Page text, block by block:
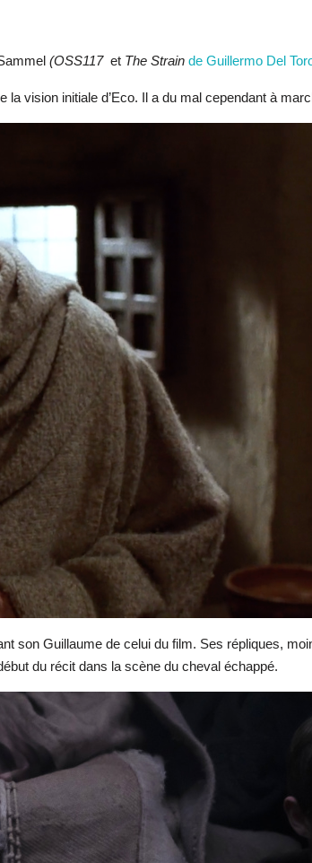
(OSS117 et The Strain de Guillermo Del
vision initiale d’Eco. Il a du mal cependant à
son Guillaume de celui du film. Ses répliques,
du récit dans la scène du cheval échappé.